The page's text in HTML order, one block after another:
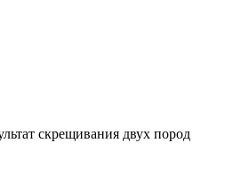
скрещивания двух пород